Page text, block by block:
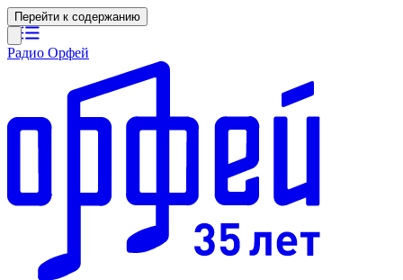
Перейти к содержанию
Радио Орфей